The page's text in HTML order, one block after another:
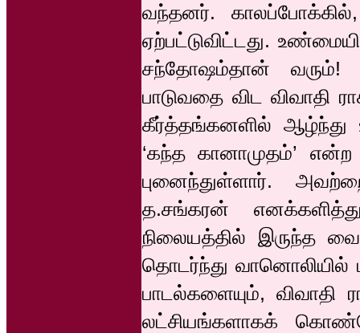
வந்தனர்.
ஏற்பட்டுவிட்டது.
சந்தோஷம்தான் வரும்!
பாடுவதை விட விவாதி
கீர்த்தங்கனளில்
‘கந்த கானாமுதம்’
புனைந்துள்ளார்.
த.சங்கரன்
நிலையத்தில் இருந்த
தொடர்ந்து
பாடல்களையும், விவாதி
லட்சியங்களாகக்